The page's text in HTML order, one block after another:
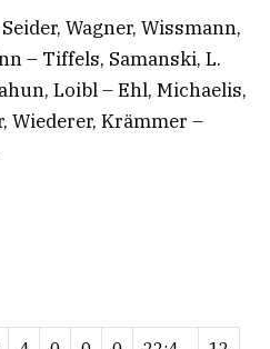
Wagner, Wissmann,
– Tiffels, Samanski, L.
Loibl – Ehl, Michaelis,
Wiederer, Krämmer –